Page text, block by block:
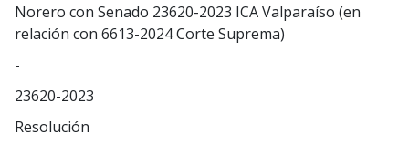
Norero con Senado 23620-2023 ICA Valparaíso (en
relación con 6613-2024 Corte Suprema)
-
23620-2023
Resolución